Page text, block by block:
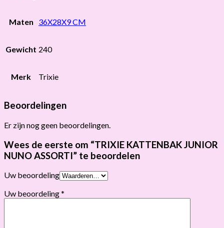
Maten 36X28X9 CM
Gewicht 240
Merk Trixie
Beoordelingen
Er zijn nog geen beoordelingen.
Wees de eerste om “TRIXIE KATTENBAK JUNIOR
NUNO ASSORTI” te beoordelen
Uw beoordeling
Uw beoordeling*